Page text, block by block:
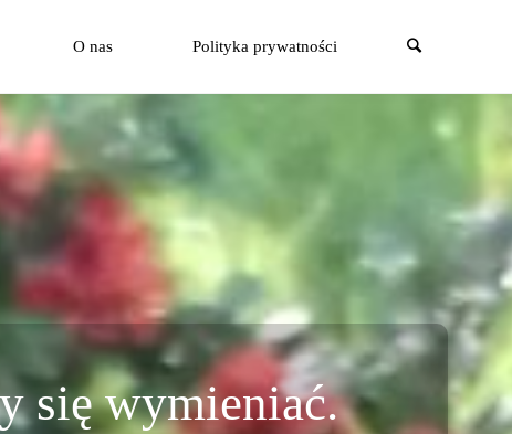
O nas Polityka prywatności
się wymieniać.